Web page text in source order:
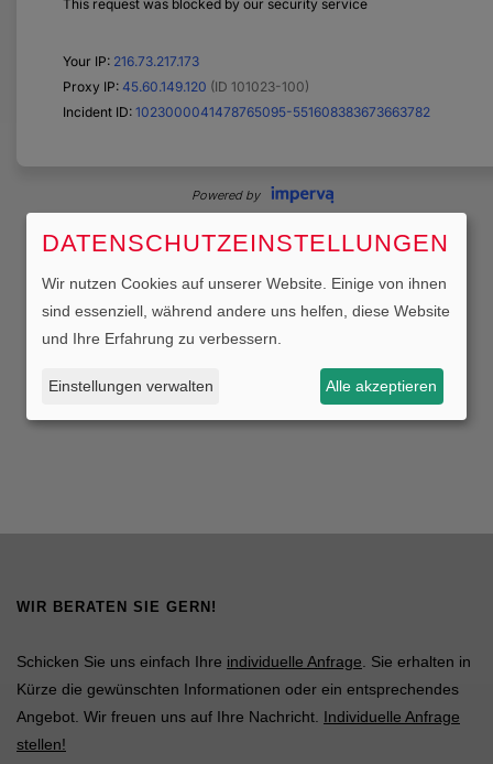
WIR BERATEN SIE GERN!
Schicken Sie uns einfach Ihre individuelle Anfrage . Sie erhalten in
Kürze die gewünschten Informationen oder ein entsprechendes
Angebot. Wir freuen uns auf Ihre Nachricht. Individuelle Anfrage
stellen!
DATENSCHUTZEINSTELLUNGEN
Wir nutzen Cookies auf unserer Website. Einige von ihnen
sind essenziell, während andere uns helfen, diese Website
und Ihre Erfahrung zu verbessern.
Einstellungen verwalten Alle akzeptieren